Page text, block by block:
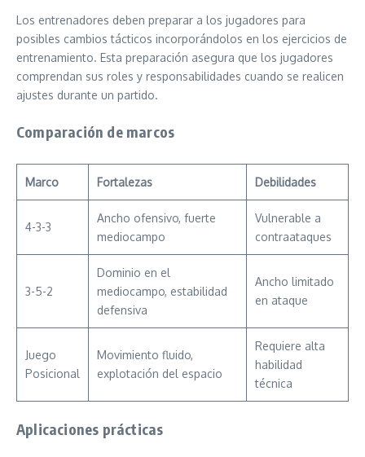
Los entrenadores deben preparar a los jugadores para
posibles cambios tácticos incorporándolos en los ejercicios de
entrenamiento. Esta preparación asegura que los jugadores
comprendan sus roles y responsabilidades cuando se realicen
ajustes durante un partido.
Comparación de marcos
Marco Fortalezas Debilidades
4-3-3
Ancho ofensivo, fuerte
mediocampo
Vulnerable a
contraataques
3-5-2
Dominio en el
mediocampo, estabilidad
defensiva
Ancho limitado
en ataque
Juego
Posicional
Movimiento fluido,
explotación del espacio
Requiere alta
habilidad
técnica
Aplicaciones prácticas